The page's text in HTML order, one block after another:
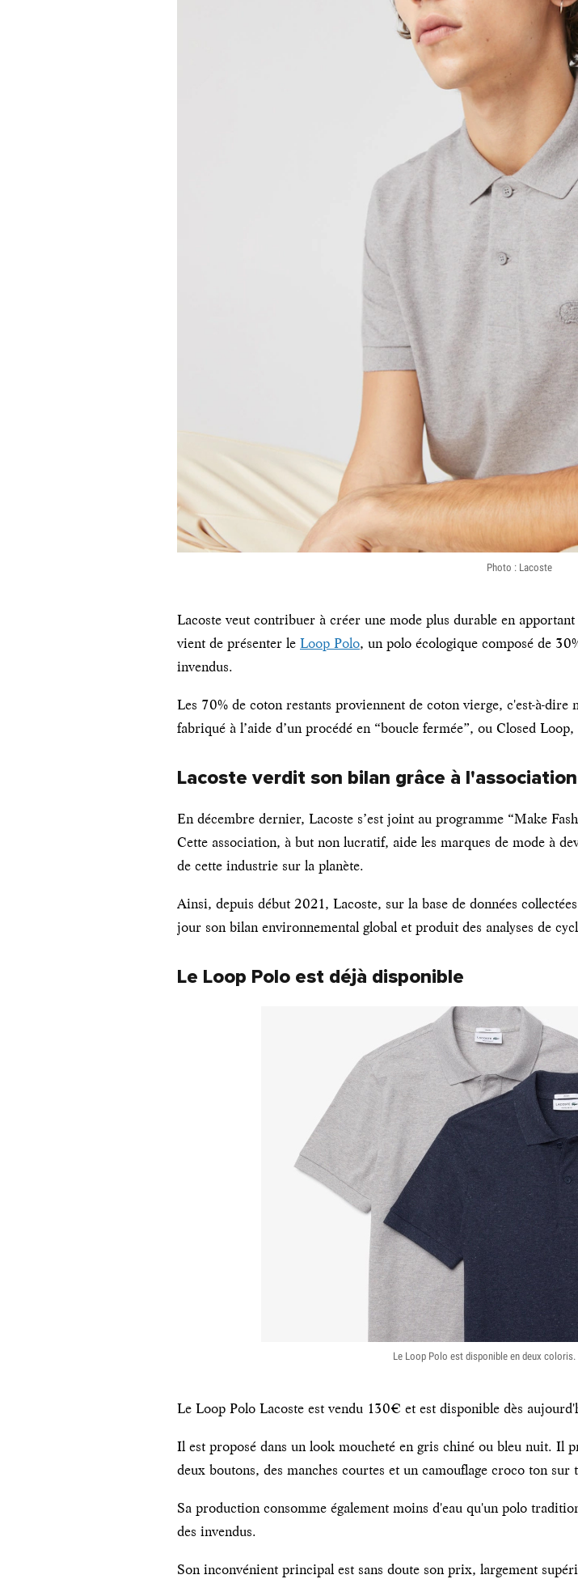
Photo : Lacoste
Lacoste veut contribuer à créer une mode plus durable en
vient de présenter le Loop Polo, un polo écologique composé de
invendus.
Les 70% de coton restants proviennent de coton vierge, c'est-à-dire
fabriqué à l’aide d’un procédé en “boucle fermée”, ou Closed
Lacoste verdit son bilan grâce à
En décembre dernier, Lacoste s’est joint au programme “Make
Cette association, à but non lucratif, aide les marques de mode à
de cette industrie sur la planète.
Ainsi, depuis début 2021, Lacoste, sur la base de données
jour son bilan environnemental global et produit des analyses de
Le Loop Polo est déjà disponible
Le Loop Polo est disponible en deux
Le Loop Polo Lacoste est vendu 130€ et est disponible dès
Il est proposé dans un look moucheté en gris chiné ou bleu nuit. Il
deux boutons, des manches courtes et un camouflage croco ton sur
Sa production consomme également moins d'eau qu'un polo
des invendus.
Son inconvénient principal est sans doute son prix, largement